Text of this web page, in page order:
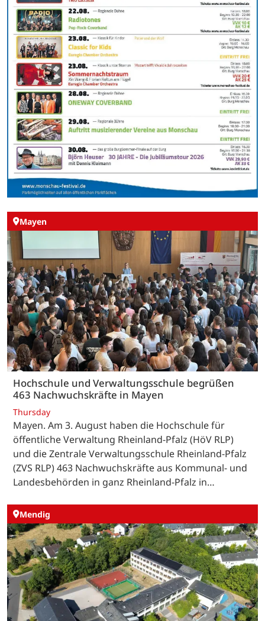
Mayen
Hochschule und Verwaltungsschule begrüßen
463 Nachwuchskräfte in Mayen
Thursday
Mayen. Am 3. August haben die Hochschule für
öffentliche Verwaltung Rheinland-Pfalz (HöV RLP)
und die Zentrale Verwaltungsschule Rheinland-Pfalz
(ZVS RLP) 463 Nachwuchskräfte aus Kommunal- und
Landesbehörden in ganz Rheinland-Pfalz in…
Mendig